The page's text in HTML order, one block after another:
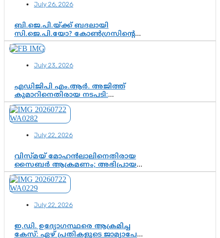
July 26, 2026
ബി.ജെ.പി.യ്ക്ക് ബദലായി
സി.ജെ.പി.യോ? കോൺഗ്രസിന്റെ
രാഷ്ട്രീയ ഇടം കൈവശപ്പെടുത്താൻ
സിജെപി ഉയർന്നുകഴിഞ്ഞോ?
വഴിത്തിരിവ്
July 23, 2026
എഡിജിപി എം.ആർ. അജിത്ത്
കുമാറിനെതിരായ നടപടി:
സസ്പെൻഷനിൽ ഒതുങ്ങുമോ,
അതോ കൂടുതൽ കടുത്ത
നടപടികളിലേക്കോ?
July 22, 2026
വിസ്മയ് മോഹൻലാലിനെതിരായ
സൈബർ ആക്രമണം; അഭിപ്രായ
സ്വാതന്ത്ര്യത്തെ നിശ്ശബ്ദമാക്കുന്ന
ഡിജിറ്റൽ ഗുണ്ടായിസത്തിന് അറുതി
വേണം
July 22, 2026
ഇ.ഡി. ഉദ്യോഗസ്ഥരെ ആക്രമിച്ച
കേസ്: ഏഴ് പ്രതികളുടെ ജാമ്യാപേക്ഷ